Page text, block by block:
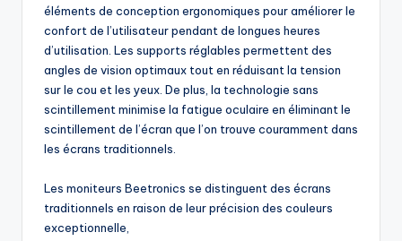
éléments de conception ergonomiques pour améliorer le
confort de l’utilisateur pendant de longues heures
d’utilisation. Les supports réglables permettent des
angles de vision optimaux tout en réduisant la tension
sur le cou et les yeux. De plus, la technologie sans
scintillement minimise la fatigue oculaire en éliminant le
scintillement de l’écran que l’on trouve couramment dans
les écrans traditionnels.
Les moniteurs Beetronics se distinguent des écrans
traditionnels en raison de leur précision des couleurs
exceptionnelle,